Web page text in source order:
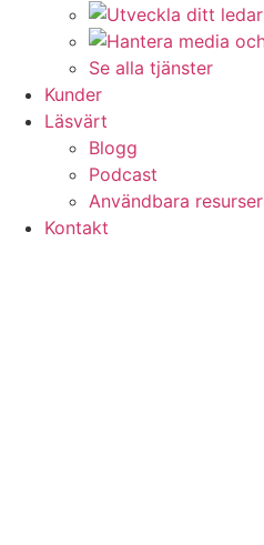
Se alla tjänster
Kunder
Läsvärt
Blogg
Podcast
Användbara resurser
Kontakt